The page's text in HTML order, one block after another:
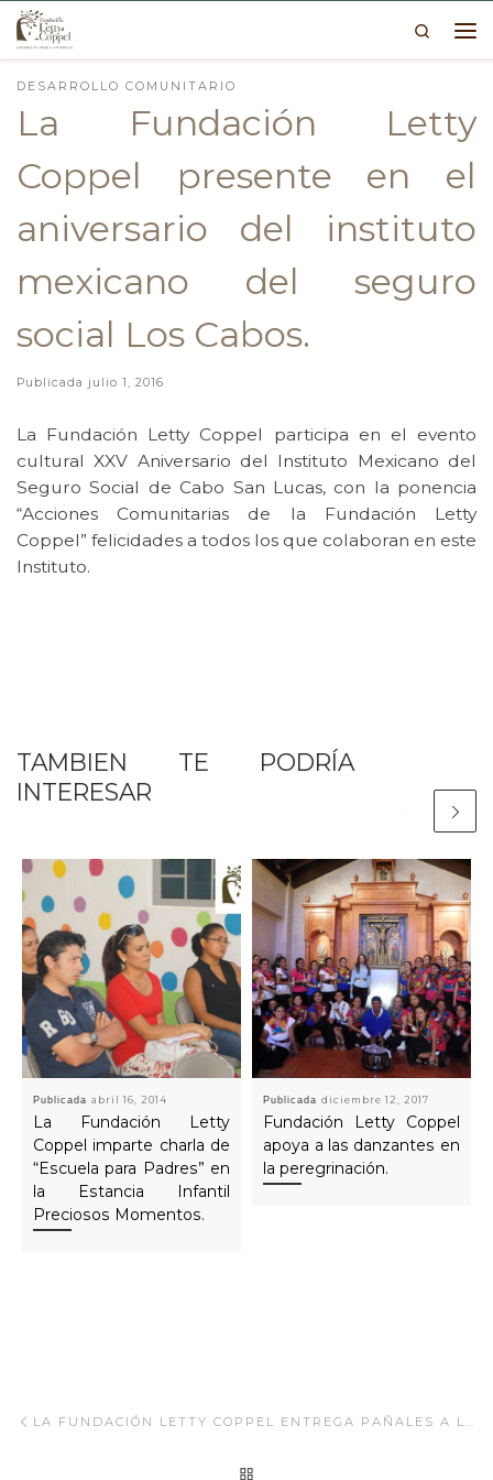
Skip to content
Search
DESARROLLO COMUNITARIO
La Fundación Letty
Coppel presente en el
aniversario del instituto
mexicano del seguro
social Los Cabos.
Publicada julio 1, 2016
La Fundación Letty Coppel participa en el evento
cultural XXV Aniversario del Instituto Mexicano del
Seguro Social de Cabo San Lucas, con la ponencia
“Acciones Comunitarias de la Fundación Letty
Coppel” felicidades a todos los que colaboran en este
Instituto.
TAMBIEN TE PODRÍA
INTERESAR
Publicadaabril 16, 2014
La Fundación Letty
Coppel imparte charla de
“Escuela para Padres” en
la Estancia Infantil
Preciosos Momentos.
Publicadadiciembre 12, 2017
Fundación Letty Coppel
apoya a las danzantes en
la peregrinación.
Navegar Artículo LA FUNDACIÓN LETTY COPPEL ENTREGA PAÑALES A LA ASOCIACIÓN UNIDOS POR LA DISCAPACIDAD EN LOS CABOS.